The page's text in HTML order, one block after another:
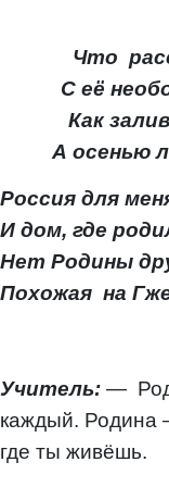
Что
С её
Как
А осенью
Россия для
И дом, где
Нет Родины
Похожая на
Учитель: —
каждый. Родина
где ты живёшь.